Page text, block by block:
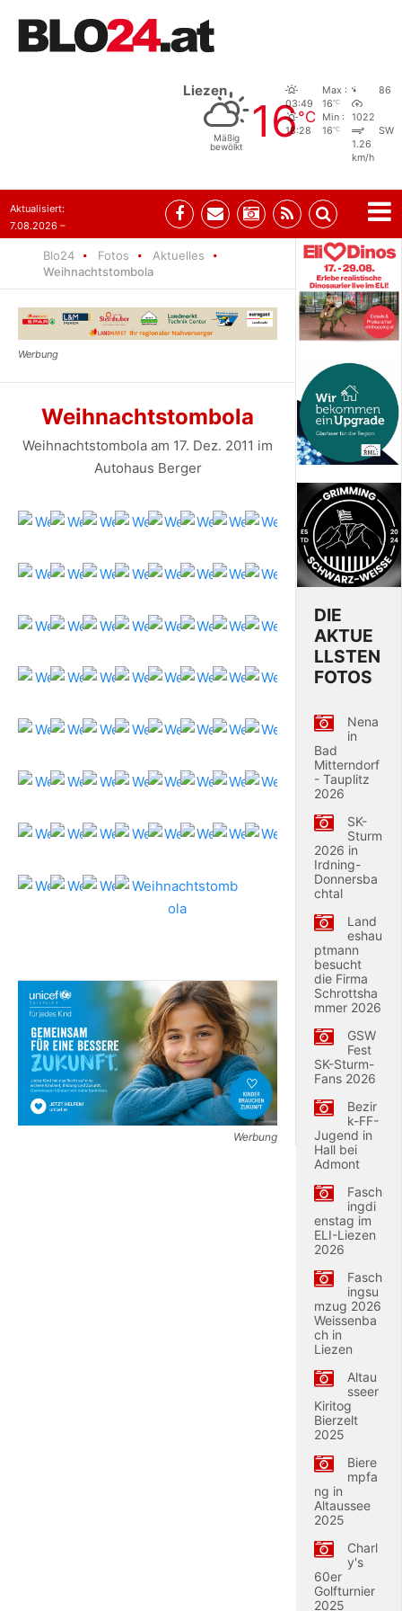
Liezen
Mäßig
bewölkt
16°C
03:49
18:28
Max :
16°C
Min :
16°C
86
1022
SW
1.26
km/h
Aktualisiert:
7.08.2026 –
Blo24 Fotos
Aktuelles
Weihnachtstombola
Weihnachtstombola
Weihnachtstombola am 17. Dez. 2011 im
Autohaus Berger
Werbung
DIE
AKTUE
LLSTEN
FOTOS
Nena
in
Bad
Mitterndorf
- Tauplitz
2026
SK-
Sturm
2026 in
Irdning-
Donnersba
chtal
Land
eshau
ptmann
besucht
die Firma
Schrottsha
mmer 2026
GSW
Fest
SK-Sturm-
Fans 2026
Bezir
k-FF-
Jugend in
Hall bei
Admont
Fasch
ingdi
enstag im
ELI-Liezen
2026
Fasch
ingsu
mzug 2026
Weissenba
ch in
Liezen
Altau
sseer
Kiritog
Bierzelt
2025
Biere
mpfa
ng in
Altaussee
2025
Charl
y's
60er
Golfturnier
2025